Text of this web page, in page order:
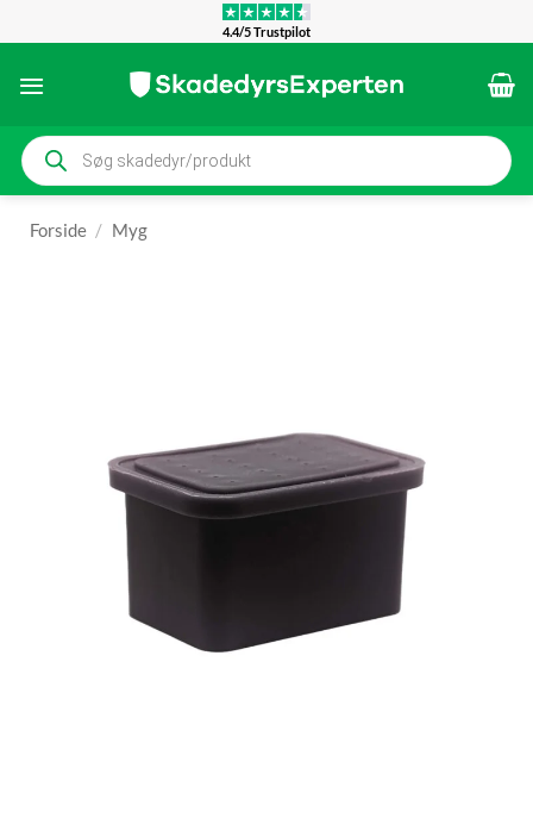
til
4.4/5 Trustpilot
Products
search
Forside / Myg